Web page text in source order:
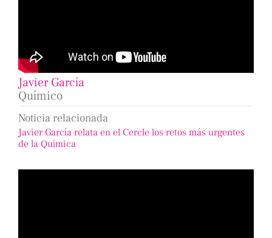
Javier García
Químico
Noticia relacionada
Javier García relata en el Cercle los retos más urgentes
de la Química